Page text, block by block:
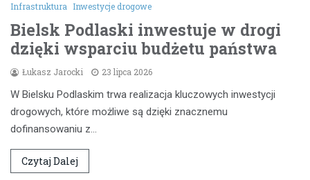
Infrastruktura Inwestycje drogowe
Bielsk Podlaski inwestuje w drogi
dzięki wsparciu budżetu państwa
Łukasz Jarocki 23 lipca 2026
W Bielsku Podlaskim trwa realizacja kluczowych inwestycji
drogowych, które możliwe są dzięki znacznemu
dofinansowaniu z…
Czytaj Dalej